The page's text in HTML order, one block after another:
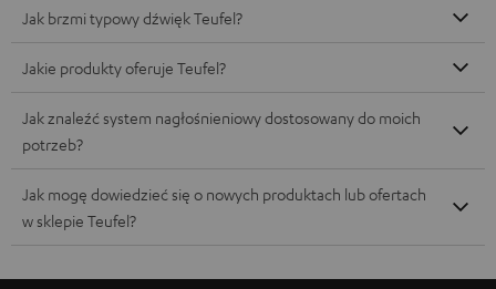
Jak brzmi typowy dźwięk Teufel?
Jakie produkty oferuje Teufel?
Jak znaleźć system nagłośnieniowy dostosowany do moich
potrzeb?
Jak mogę dowiedzieć się o nowych produktach lub ofertach
w sklepie Teufel?